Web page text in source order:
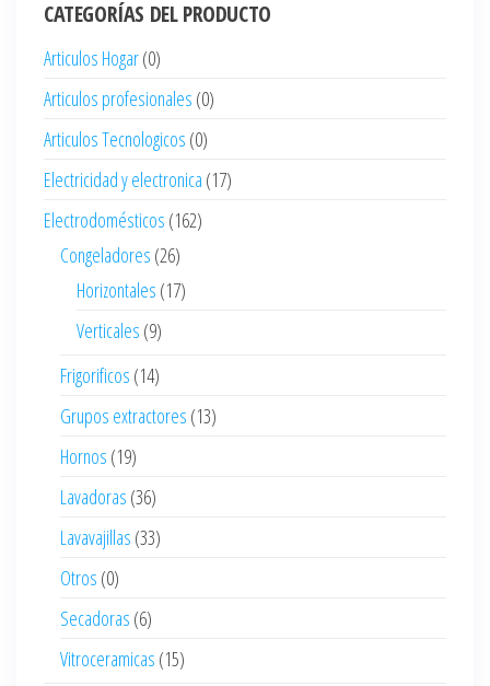
CATEGORÍAS DEL PRODUCTO
Articulos Hogar(0)
Articulos profesionales (0)
Articulos Tecnologicos (0)
Electricidad y electronica (17)
Electrodomésticos (162)
Congeladores (26)
Horizontales (17)
Verticales (9)
Frigorificos (14)
Grupos extractores (13)
Hornos (19)
Lavadoras (36)
Lavavajillas (33)
Otros (0)
Secadoras (6)
Vitroceramicas (15)